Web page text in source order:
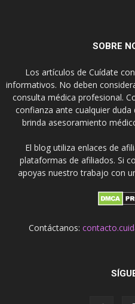
SOBRE
Los artículos de Cuídate
informativos. No deben
consulta médica profesional.
confianza ante cualquier duda
brinda asesoramiento
El blog utiliza enlaces de
plataformas de afiliados. Si
apoyas nuestro trabajo con
Contáctanos: